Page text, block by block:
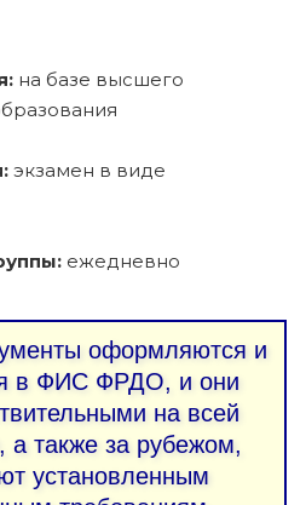
на базе высшего
экзамен в виде
ежедневно
оформляются и
в ФИС ФРДО, и они
на всей
а также за рубежом,
установленным